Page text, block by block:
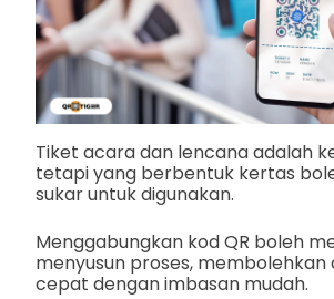
Tiket acara dan lencana adalah
tetapi yang berbentuk kertas
sukar untuk digunakan.
Menggabungkan kod QR boleh
menyusun proses,
cepat dengan imbasan mudah.